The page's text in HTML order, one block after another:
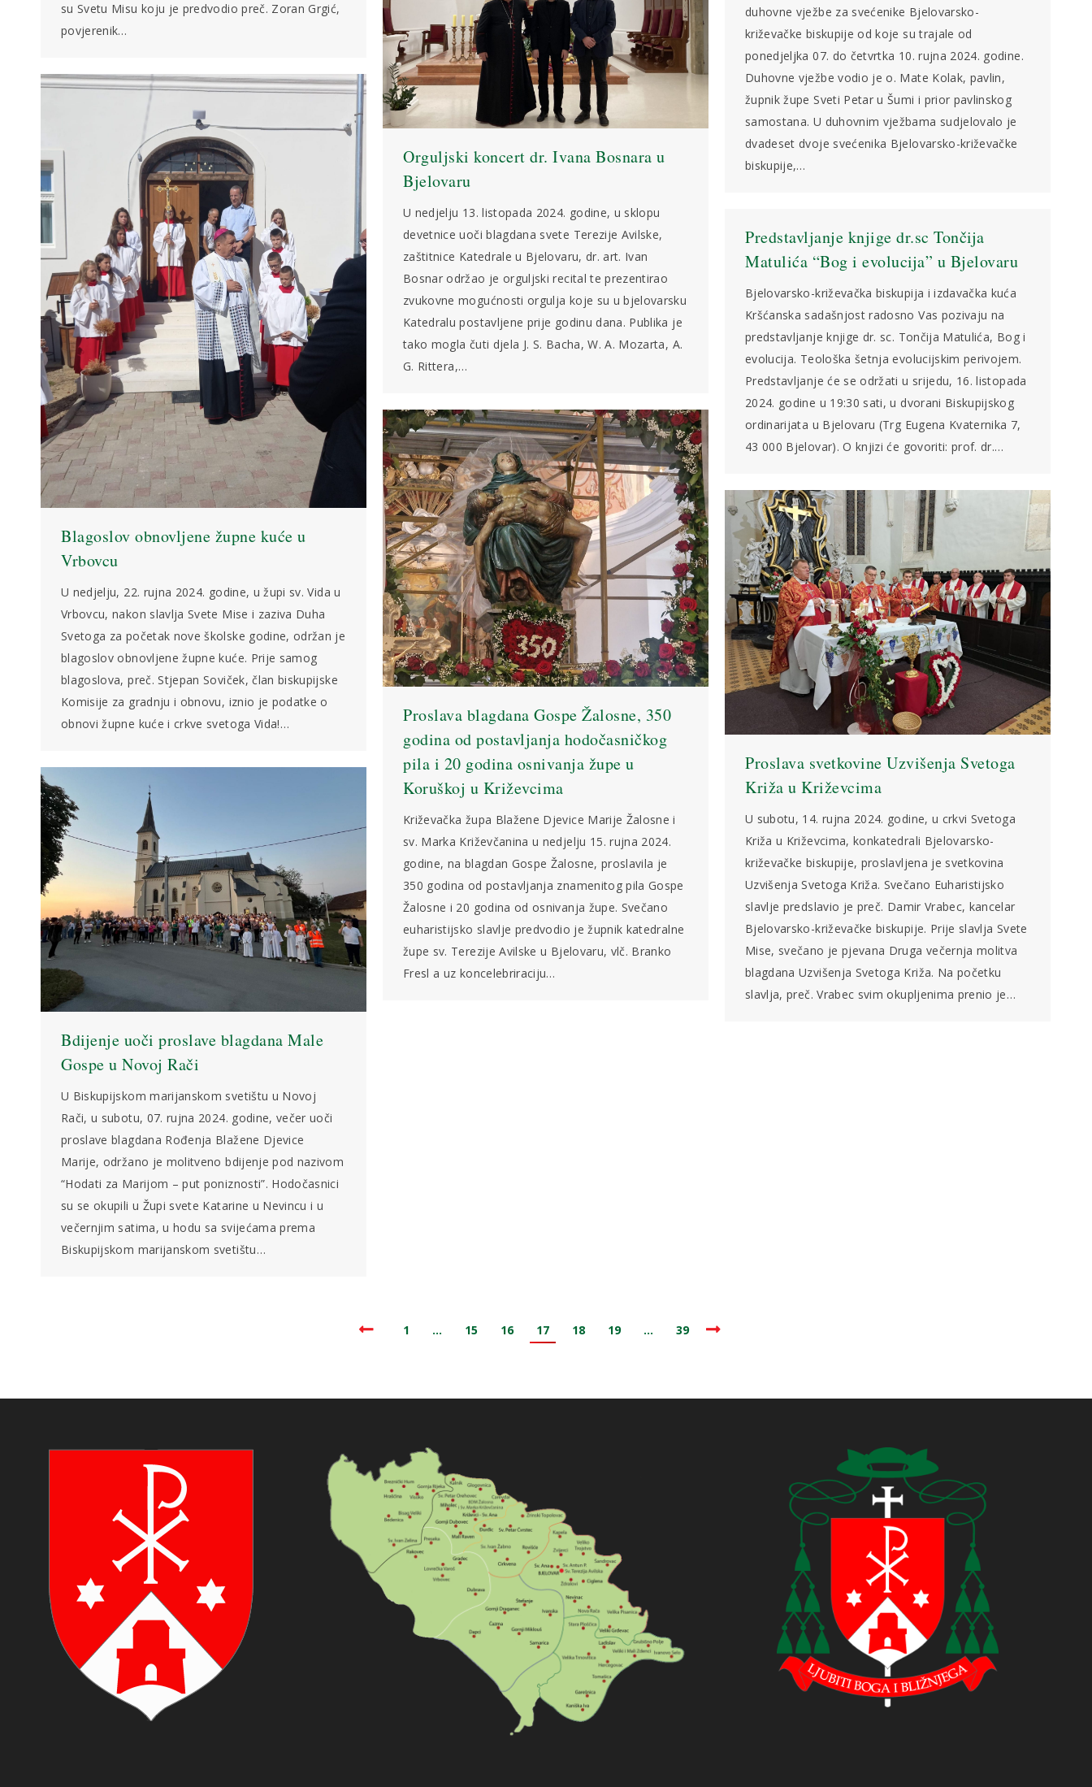
su Svetu Misu koju je predvodio preč. Zoran Grgić,
povjerenik…
Orguljski koncert dr. Ivana Bosnara u
Bjelovaru
U nedjelju 13. listopada 2024. godine, u sklopu
devetnice uoči blagdana svete Terezije Avilske,
zaštitnice Katedrale u Bjelovaru, dr. art. Ivan
Bosnar održao je orguljski recital te prezentirao
zvukovne mogućnosti orgulja koje su u bjelovarsku
Katedralu postavljene prije godinu dana. Publika je
tako mogla čuti djela J. S. Bacha, W. A. Mozarta, A.
G. Rittera,…
duhovne vježbe za svećenike Bjelovarsko-
križevačke biskupije od koje su trajale od
ponedjeljka 07. do četvrtka 10. rujna 2024. godine.
Duhovne vježbe vodio je o. Mate Kolak, pavlin,
župnik župe Sveti Petar u Šumi i prior pavlinskog
samostana. U duhovnim vježbama sudjelovalo je
dvadeset dvoje svećenika Bjelovarsko-križevačke
biskupije,…
Blagoslov obnovljene župne kuće u
Vrbovcu
U nedjelju, 22. rujna 2024. godine, u župi sv. Vida u
Vrbovcu, nakon slavlja Svete Mise i zaziva Duha
Svetoga za početak nove školske godine, održan je
blagoslov obnovljene župne kuće. Prije samog
blagoslova, preč. Stjepan Soviček, član biskupijske
Komisije za gradnju i obnovu, iznio je podatke o
obnovi župne kuće i crkve svetoga Vida!…
Predstavljanje knjige dr.sc Tončija
Matulića “Bog i evolucija” u Bjelovaru
Bjelovarsko-križevačka biskupija i izdavačka kuća
Kršćanska sadašnjost radosno Vas pozivaju na
predstavljanje knjige dr. sc. Tončija Matulića, Bog i
evolucija. Teološka šetnja evolucijskim perivojem.
Predstavljanje će se održati u srijedu, 16. listopada
2024. godine u 19:30 sati, u dvorani Biskupijskog
ordinarijata u Bjelovaru (Trg Eugena Kvaternika 7,
43 000 Bjelovar). O knjizi će govoriti: prof. dr.…
Proslava blagdana Gospe Žalosne, 350
godina od postavljanja hodočasničkog
pila i 20 godina osnivanja župe u
Koruškoj u Križevcima
Križevačka župa Blažene Djevice Marije Žalosne i
sv. Marka Križevčanina u nedjelju 15. rujna 2024.
godine, na blagdan Gospe Žalosne, proslavila je
350 godina od postavljanja znamenitog pila Gospe
Žalosne i 20 godina od osnivanja župe. Svečano
euharistijsko slavlje predvodio je župnik katedralne
župe sv. Terezije Avilske u Bjelovaru, vlč. Branko
Fresl a uz koncelebriraciju…
Proslava svetkovine Uzvišenja Svetoga
Križa u Križevcima
U subotu, 14. rujna 2024. godine, u crkvi Svetoga
Križa u Križevcima, konkatedrali Bjelovarsko-
križevačke biskupije, proslavljena je svetkovina
Uzvišenja Svetoga Križa. Svečano Euharistijsko
slavlje predslavio je preč. Damir Vrabec, kancelar
Bjelovarsko-križevačke biskupije. Prije slavlja Svete
Mise, svečano je pjevana Druga večernja molitva
blagdana Uzvišenja Svetoga Križa. Na početku
slavlja, preč. Vrabec svim okupljenima prenio je…
Bdijenje uoči proslave blagdana Male
Gospe u Novoj Rači
U Biskupijskom marijanskom svetištu u Novoj
Rači, u subotu, 07. rujna 2024. godine, večer uoči
proslave blagdana Rođenja Blažene Djevice
Marije, održano je molitveno bdijenje pod nazivom
“Hodati za Marijom – put poniznosti”. Hodočasnici
su se okupili u Župi svete Katarine u Nevincu i u
večernjim satima, u hodu sa svijećama prema
Biskupijskom marijanskom svetištu…
1 … 15 16 17 18 19 … 39